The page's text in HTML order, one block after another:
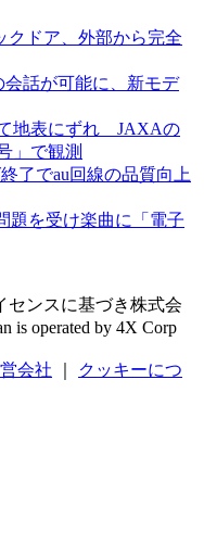
クドア、外部から完全
会話が可能に、新モデ
地表にずれ JAXAの
」で観測
了でau回線の品質向上
題を受け楽曲に「電子
センスに基づき株式会
is operated by 4X Corp
会社
クッキーにつ